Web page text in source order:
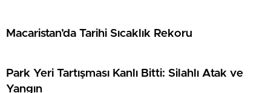
Macaristan’da Tarihi Sıcaklık Rekoru
Park Yeri Tartışması Kanlı Bitti: Silahlı Atak ve
Yangın